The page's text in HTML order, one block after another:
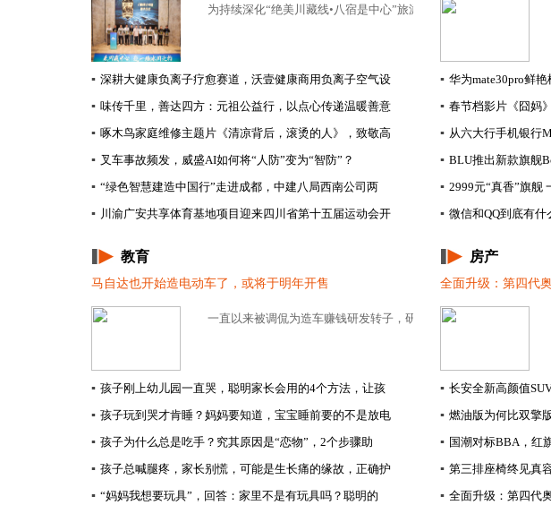
为持续深化“绝美川藏线•八宿是中心”旅游目的地品牌形象，5月28
▪ 深耕大健康负离子疗愈赛道，沃壹健康商用负离子空气设
▪ 味传千里，善达四方：元祖公益行，以点心传递温暖善意
▪ 啄木鸟家庭维修主题片《清凉背后，滚烫的人》，致敬高
▪ 叉车事故频发，威盛AI如何将“人防”变为“智防”？
▪ “绿色智慧建造中国行”走进成都，中建八局西南公司两
▪ 川渝广安共享体育基地项目迎来四川省第十五届运动会开
▪ 华为mate30pro鲜
▪ 春节档影片《囧妈
▪ 从六大行手机银行
▪ BLU推出新款旗舰
▪ 2999元“真香”旗舰
▪ 微信和QQ到底有什
教育
马自达也开始造电动车了，或将于明年开售
一直以来被调侃为造车赚钱研发转子，研发缺经费了继续造车的马
▪ 孩子刚上幼儿园一直哭，聪明家长会用的4个方法，让孩
▪ 孩子玩到哭才肯睡？妈妈要知道，宝宝睡前要的不是放电
▪ 孩子为什么总是吃手？究其原因是“恋物”，2个步骤助
▪ 孩子总喊腿疼，家长别慌，可能是生长痛的缘故，正确护
▪ “妈妈我想要玩具”，回答：家里不是有玩具吗？聪明的
房产
全面升级：第四代
▪ 长安全新高颜值
▪ 燃油版为何比双擎
▪ 国潮对标BBA，红
▪ 第三排座椅终见真
▪ 全面升级：第四代